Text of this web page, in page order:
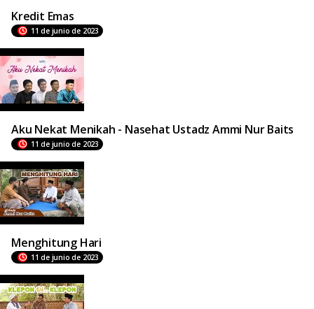
Kredit Emas
11 de junio de 2023
Aku Nekat Menikah - Nasehat Ustadz Ammi Nur Baits
11 de junio de 2023
Menghitung Hari
11 de junio de 2023